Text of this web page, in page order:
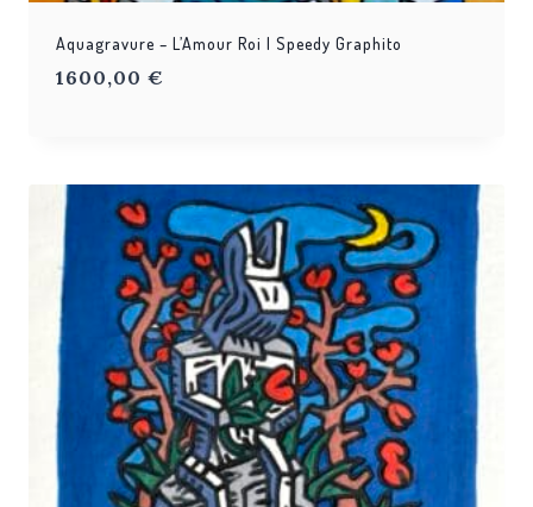
Aquagravure – L’Amour Roi | Speedy Graphito
1600,00 €